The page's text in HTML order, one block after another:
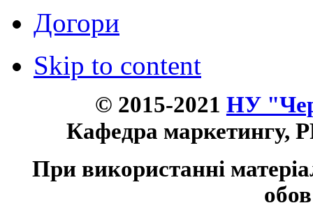
Догори
Skip to content
© 2015-2021 НУ
Кафедра маркетингу,
При використанні